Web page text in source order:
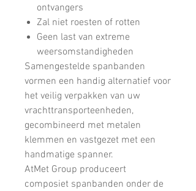
ontvangers
Zal niet roesten of rotten
Geen last van extreme
weersomstandigheden
Samengestelde spanbanden
vormen een handig alternatief voor
het veilig verpakken van uw
vrachttransporteenheden,
gecombineerd met metalen
klemmen en vastgezet met een
handmatige spanner.
AtMet Group produceert
composiet spanbanden onder de